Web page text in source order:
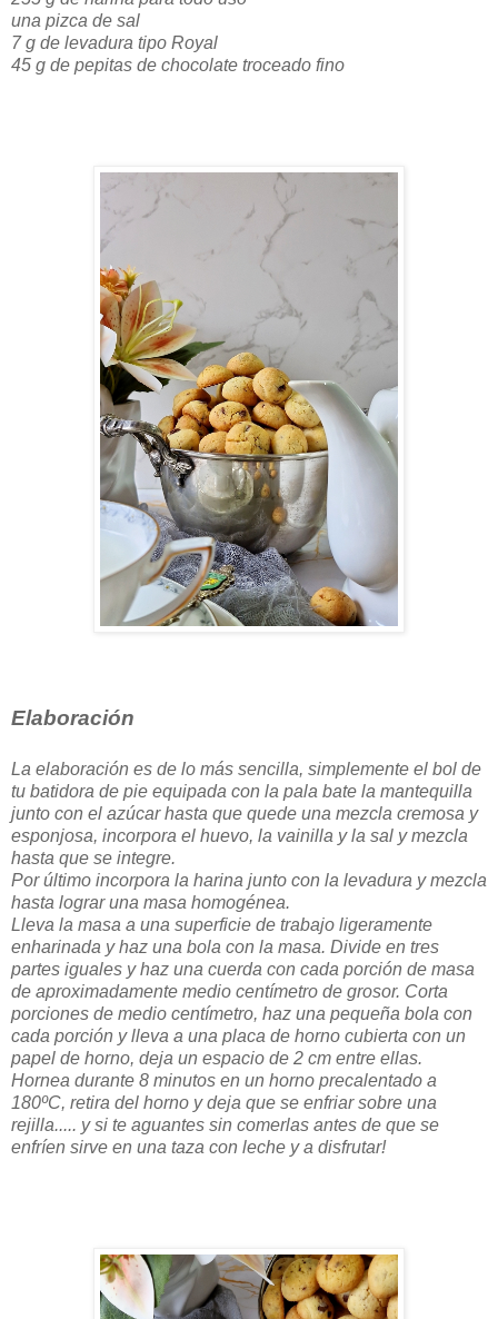
una pizca de sal
7 g de levadura tipo Royal
45 g de pepitas de chocolate troceado fino
Elaboración
La elaboración es de lo más sencilla, simplemente el bol de
tu batidora de pie equipada con la pala bate la mantequilla
junto con el azúcar hasta que quede una mezcla cremosa y
esponjosa, incorpora el huevo, la vainilla y la sal y mezcla
hasta que se integre.
Por último incorpora la harina junto con la levadura y mezcla
hasta lograr una masa homogénea.
Lleva la masa a una superficie de trabajo ligeramente
enharinada y haz una bola con la masa. Divide en tres
partes iguales y haz una cuerda con cada porción de masa
de aproximadamente medio centímetro de grosor. Corta
porciones de medio centímetro, haz una pequeña bola con
cada porción y lleva a una placa de horno cubierta con un
papel de horno, deja un espacio de 2 cm entre ellas.
Hornea durante 8 minutos en un horno precalentado a
180ºC, retira del horno y deja que se enfriar sobre una
rejilla..... y si te aguantes sin comerlas antes de que se
enfríen sirve en una taza con leche y a disfrutar!